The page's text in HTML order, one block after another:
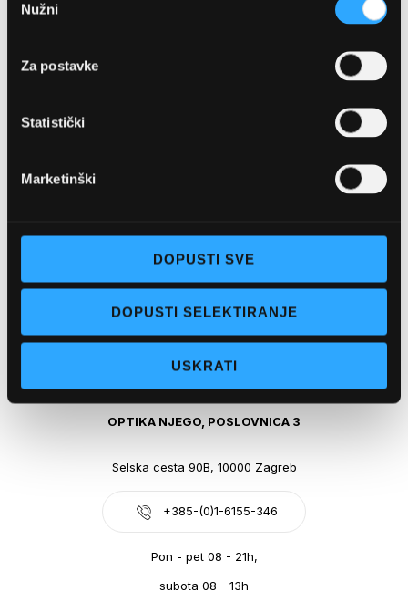
pristanka
Nužni
Za postavke
Statistički
Marketinški
DOPUSTI SVE
DOPUSTI SELEKTIRANJE
USKRATI
Pon - pet: 07 - 21h,
Sub: 07-21h
webshop@optikanjego.hr
OPTIKA NJEGO, POSLOVNICA 3
Selska cesta 90B, 10000 Zagreb
+385-(0)1-6155-346
Pon - pet 08 - 21h,
subota 08 - 13h